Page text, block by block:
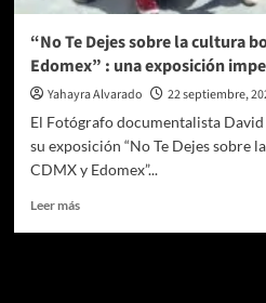
“No Te Dejes sobre la cultura
Edomex” : una exposición
Yahayra Alvarado 22 septiembre,
El Fotógrafo documentalista David
su exposición “No Te Dejes sobre
CDMX y Edomex”...
Leer másLeer